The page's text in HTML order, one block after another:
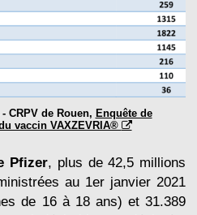
CRPV de Rouen, Enquête de
vaccin VAXZEVRIA®
Pfizer, plus de 42,5 millions
au 1er janvier 2021
de 16 à 18 ans) et 31.389